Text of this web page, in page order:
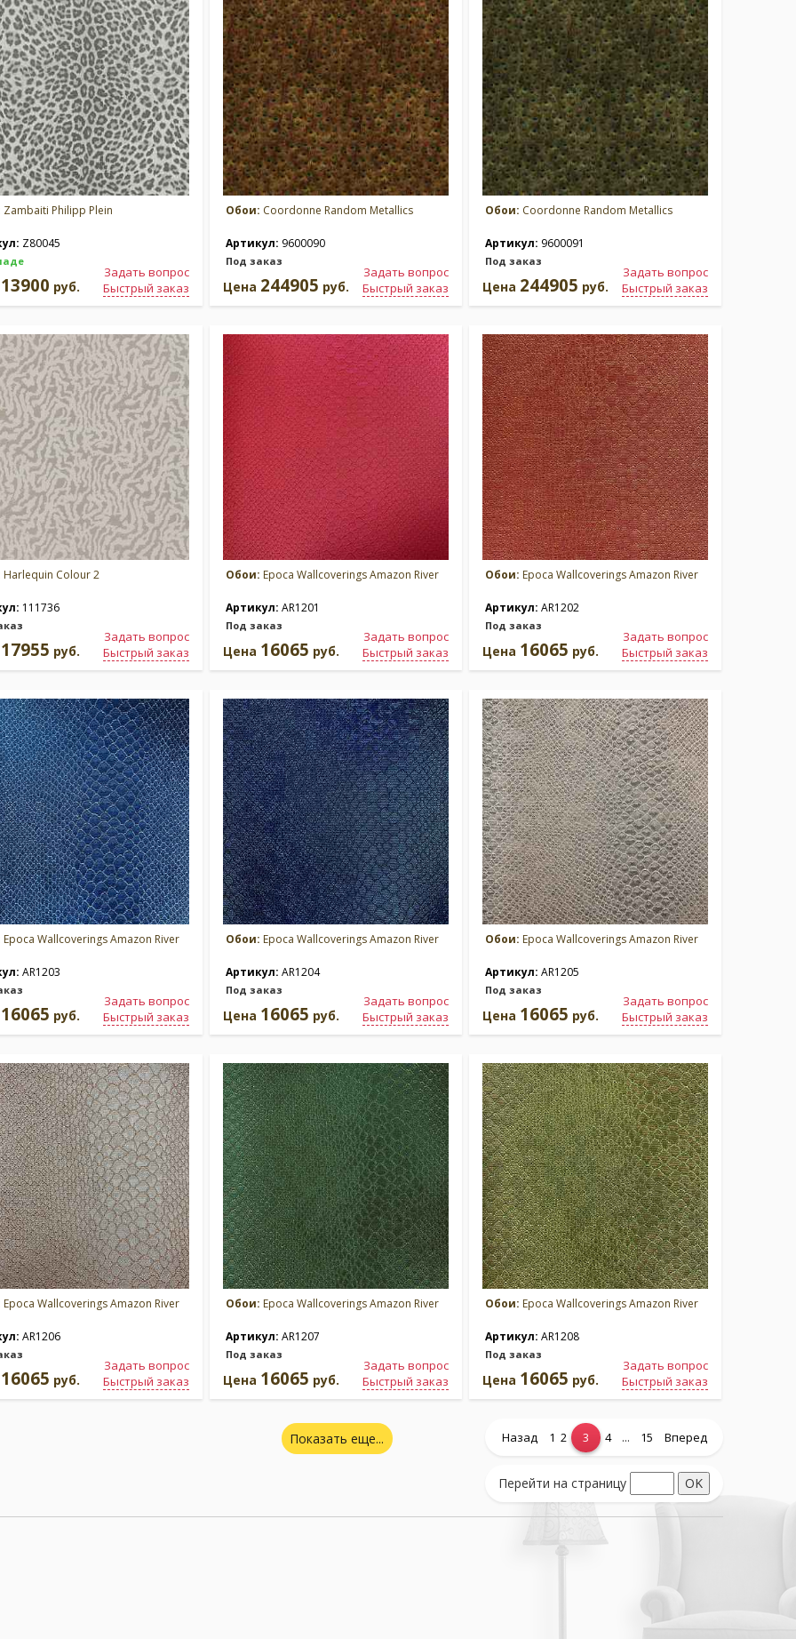
Zambaiti Philipp Plein
Z80045
Задать вопрос
Быстрый заказ
13900 руб.
Обои: Coordonne Random Metallics
Артикул: 9600090
Под заказ
Задать вопрос
Быстрый заказ
Цена 244905 руб.
Обои: Coordonne Random Metallics
Артикул: 9600091
Под заказ
Задать вопрос
Быстрый заказ
Цена 244905 руб.
Harlequin Colour 2
111736
Задать вопрос
Быстрый заказ
17955 руб.
Обои: Epoca Wallcoverings Amazon River
Артикул: AR1201
Под заказ
Задать вопрос
Быстрый заказ
Цена 16065 руб.
Обои: Epoca Wallcoverings Amazon River
Артикул: AR1202
Под заказ
Задать вопрос
Быстрый заказ
Цена 16065 руб.
Epoca Wallcoverings Amazon River
AR1203
Задать вопрос
Быстрый заказ
16065 руб.
Обои: Epoca Wallcoverings Amazon River
Артикул: AR1204
Под заказ
Задать вопрос
Быстрый заказ
Цена 16065 руб.
Обои: Epoca Wallcoverings Amazon River
Артикул: AR1205
Под заказ
Задать вопрос
Быстрый заказ
Цена 16065 руб.
Epoca Wallcoverings Amazon River
AR1206
Задать вопрос
Быстрый заказ
16065 руб.
Обои: Epoca Wallcoverings Amazon River
Артикул: AR1207
Под заказ
Задать вопрос
Быстрый заказ
Цена 16065 руб.
Обои: Epoca Wallcoverings Amazon River
Артикул: AR1208
Под заказ
Задать вопрос
Быстрый заказ
Цена 16065 руб.
Показать еще... Назад 1 2 3 4 ... 15 Вперед
Перейти на страницу